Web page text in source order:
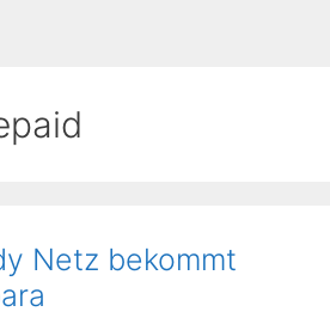
Netz bekommt